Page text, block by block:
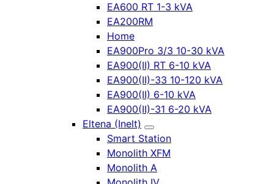
EA600 RT 1-3 kVA
EA200RM
Home
EA900Pro 3/3 10-30 kVA
EA900(II) RT 6-10 kVA
EA900(II)-33 10-120 kVA
EA900(II) 6-10 kVA
EA900(II)-31 6-20 kVA
Eltena (Inelt)
Smart Station
Monolith XFM
Monolith A